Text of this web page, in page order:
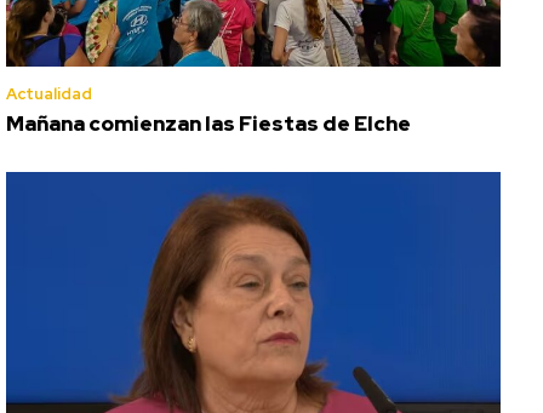
Actualidad
Mañana comienzan las Fiestas de Elche